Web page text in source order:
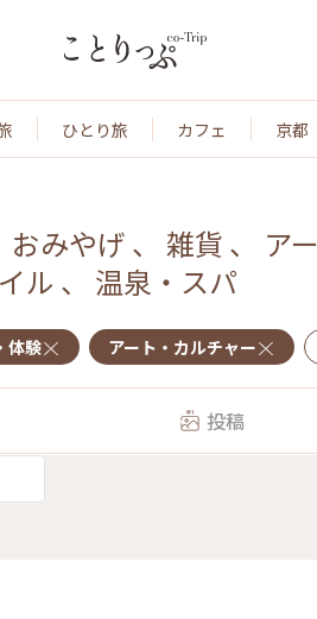
ひとり旅 カフェ 京都
おみやげ 、 雑貨 、 アー
ル 、 温泉・スパ
体験 アート・カルチャー
投稿